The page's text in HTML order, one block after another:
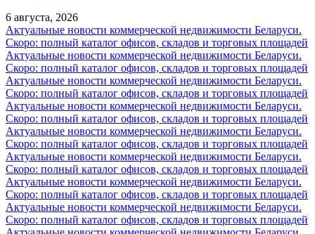
6 августа, 2026
Актуальные новости коммерческой недвижимости Беларуси.
Скоро: полный каталог офисов, складов и торговых площадей
Актуальные новости коммерческой недвижимости Беларуси.
Скоро: полный каталог офисов, складов и торговых площадей
Актуальные новости коммерческой недвижимости Беларуси.
Скоро: полный каталог офисов, складов и торговых площадей
Актуальные новости коммерческой недвижимости Беларуси.
Скоро: полный каталог офисов, складов и торговых площадей
Актуальные новости коммерческой недвижимости Беларуси.
Скоро: полный каталог офисов, складов и торговых площадей
Актуальные новости коммерческой недвижимости Беларуси.
Скоро: полный каталог офисов, складов и торговых площадей
Актуальные новости коммерческой недвижимости Беларуси.
Скоро: полный каталог офисов, складов и торговых площадей
Актуальные новости коммерческой недвижимости Беларуси.
Скоро: полный каталог офисов, складов и торговых площадей